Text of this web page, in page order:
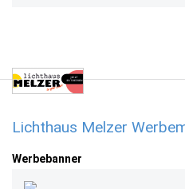
Lichthaus Melzer
Werbebanner